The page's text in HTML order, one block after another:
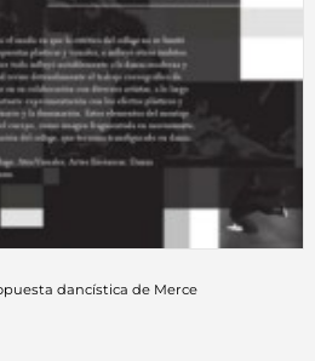
dancística de Merce